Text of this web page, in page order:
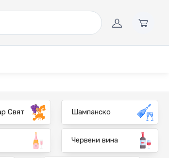
Свят Шампанско
Червени вина